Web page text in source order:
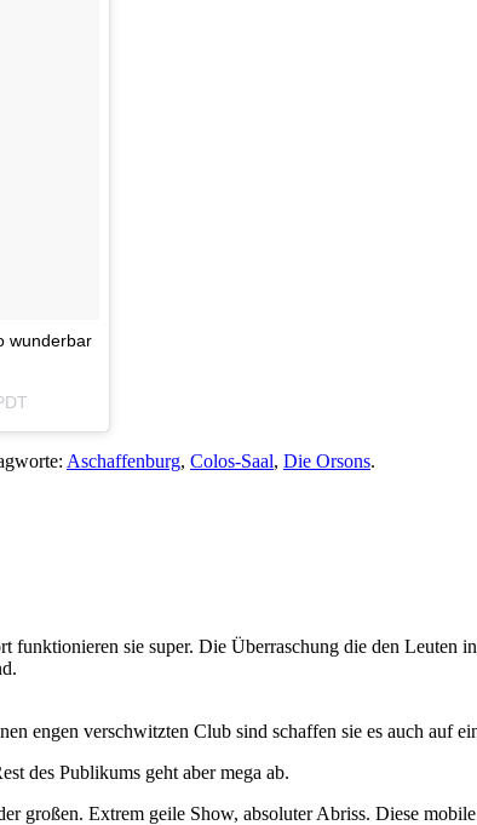
wunderbar
Aschaffenburg, Colos-Saal, Die Orsons.
sie super. Die Überraschung die den Leuten
engen verschwitzten Club sind schaffen sie es auch auf
des Publikums geht aber mega ab.
großen. Extrem geile Show, absoluter Abriss. Diese